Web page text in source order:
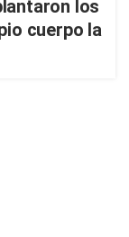
los
cuerpo la